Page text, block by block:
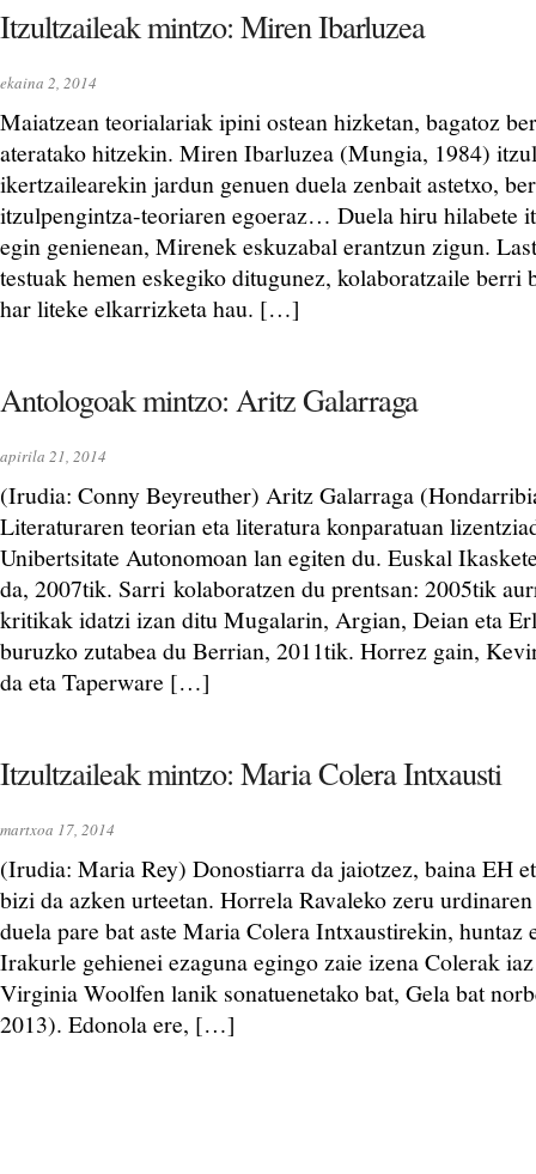
Itzultzaileak mintzo: Miren Ibarluzea
ekaina 2, 2014
Maiatzean teorialariak ipini ostean hizketan, bagatoz
ateratako hitzekin. Miren Ibarluzea (Mungia, 1984)
ikertzailearekin jardun genuen duela zenbait astetxo,
itzulpengintza-teoriaren egoeraz… Duela hiru hilabete
egin genienean, Mirenek eskuzabal erantzun zigun.
testuak hemen eskegiko ditugunez, kolaboratzaile berri
har liteke elkarrizketa hau. […]
Antologoak mintzo: Aritz Galarraga
apirila 21, 2014
(Irudia: Conny Beyreuther) Aritz Galarraga
Literaturaren teorian eta literatura konparatuan
Unibertsitate Autonomoan lan egiten du. Euskal
da, 2007tik. Sarri kolaboratzen du prentsan: 2005tik
kritikak idatzi izan ditu Mugalarin, Argian, Deian eta
buruzko zutabea du Berrian, 2011tik. Horrez gain,
da eta Taperware […]
Itzultzaileak mintzo: Maria Colera Intxausti
martxoa 17, 2014
(Irudia: Maria Rey) Donostiarra da jaiotzez, baina EH
bizi da azken urteetan. Horrela Ravaleko zeru
duela pare bat aste Maria Colera Intxaustirekin, huntaz
Irakurle gehienei ezaguna egingo zaie izena Colerak
Virginia Woolfen lanik sonatuenetako bat, Gela bat
2013). Edonola ere, […]